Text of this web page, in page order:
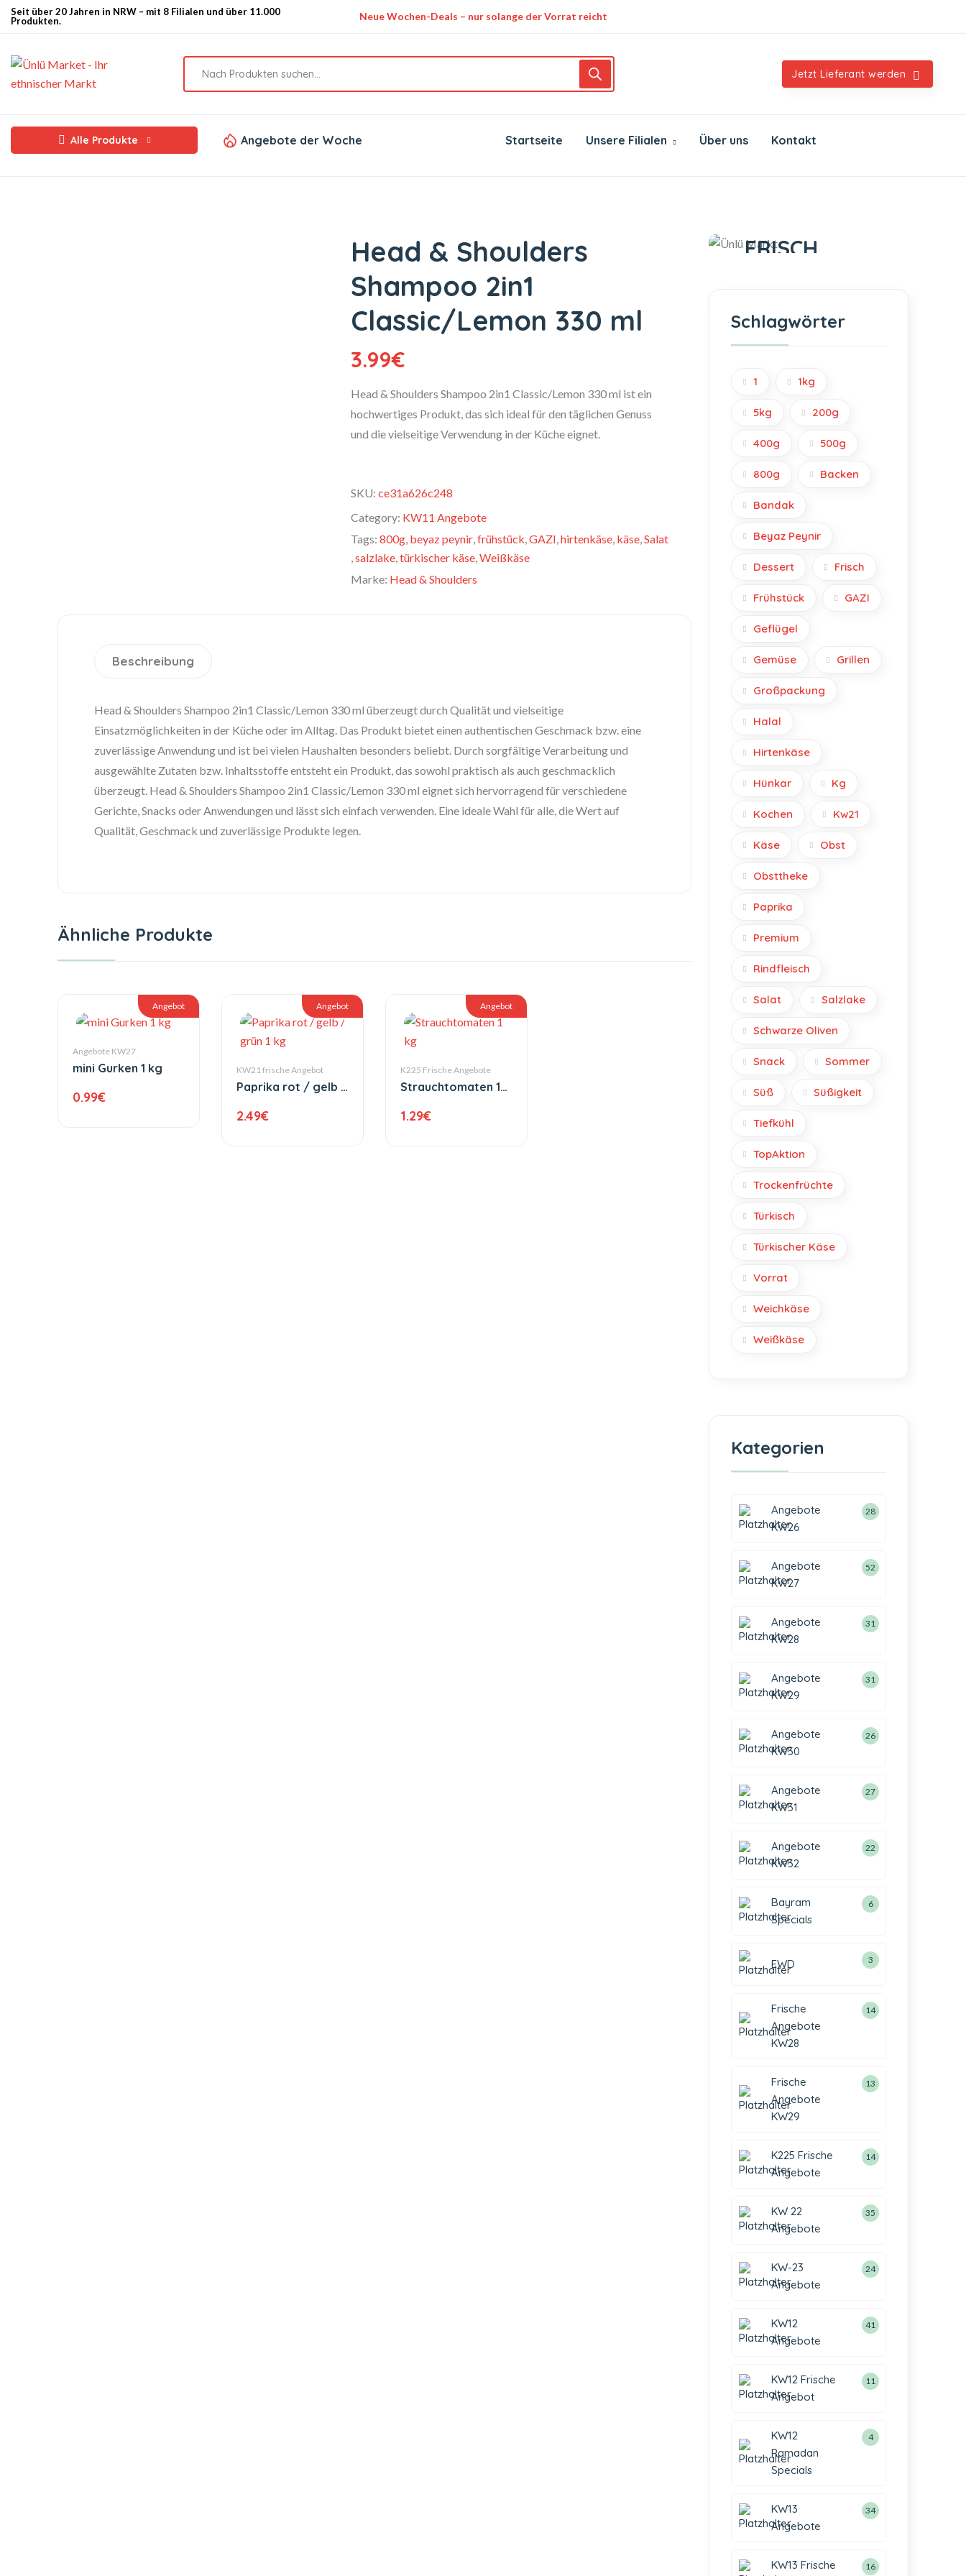
Seit über 20 Jahren in NRW – mit 8 Filialen und über 11.000
Produkten.
Neue Wochen-Deals – nur solange der Vorrat reicht
Jetzt Lieferant werden
Alle Produkte Angebote der Woche Startseite Unsere Filialen Über uns Kontakt
Head & Shoulders
Shampoo 2in1
Classic/Lemon 330 ml
3.99€
Head & Shoulders Shampoo 2in1 Classic/Lemon 330 ml ist ein
hochwertiges Produkt, das sich ideal für den täglichen Genuss
und die vielseitige Verwendung in der Küche eignet.
SKU: ce31a626c248
Category: KW11 Angebote
Tags: 800g, beyaz peynir,frühstück,GAZI,hirtenkäse, käse,Salat
,salzlake,türkischer käse,Weißkäse
Marke: Head & Shoulders
Beschreibung
Head & Shoulders Shampoo 2in1 Classic/Lemon 330 ml überzeugt durch Qualität und vielseitige
Einsatzmöglichkeiten in der Küche oder im Alltag. Das Produkt bietet einen authentischen Geschmack bzw. eine
zuverlässige Anwendung und ist bei vielen Haushalten besonders beliebt. Durch sorgfältige Verarbeitung und
ausgewählte Zutaten bzw. Inhaltsstoffe entsteht ein Produkt, das sowohl praktisch als auch geschmacklich
überzeugt. Head & Shoulders Shampoo 2in1 Classic/Lemon 330 ml eignet sich hervorragend für verschiedene
Gerichte, Snacks oder Anwendungen und lässt sich einfach verwenden. Eine ideale Wahl für alle, die Wert auf
Qualität, Geschmack und zuverlässige Produkte legen.
Ähnliche Produkte
Angebot
Angebote KW27
mini Gurken 1 kg
0.99€
Angebot
KW21 frische Angebot
Paprika rot / gelb /
2.49€
Angebot
K225 Frische Angebote
Strauchtomaten 1
1.29€
FRISCH
Schlagwörter
1 1kg
5kg 200g
400g 500g
800g Backen
Bandak
Beyaz Peynir
Dessert Frisch
Frühstück GAZI
Geflügel
Gemüse Grillen
Großpackung
Halal
Hirtenkäse
Hünkar Kg
Kochen Kw21
Käse Obst
Obsttheke
Paprika
Premium
Rindfleisch
Salat Salzlake
Schwarze Oliven
Snack Sommer
Süß Süßigkeit
Tiefkühl
TopAktion
Trockenfrüchte
Türkisch
Türkischer Käse
Vorrat
Weichkäse
Weißkäse
Kategorien
Angebote
KW26
28
Angebote
KW27
52
Angebote
KW28
31
Angebote
KW29
31
Angebote
KW30
26
Angebote
KW31
27
Angebote
KW32
22
Bayram
Specials
6
EWD 3
Frische
Angebote
KW28
14
Frische
Angebote
KW29
13
K225 Frische
Angebote
14
KW 22
Angebote
35
KW-23
Angebote
24
KW12
Angebote
41
KW12 Frische
Angebot
11
KW12
Ramadan
Specials
4
KW13
Angebote
34
KW13 Frische
16